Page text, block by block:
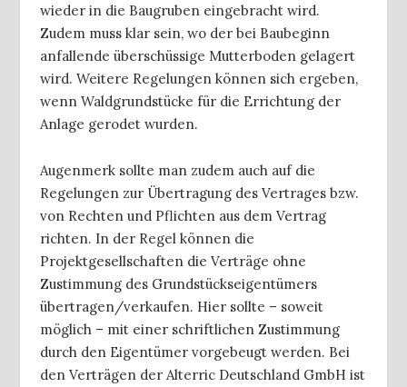
wieder in die Baugruben eingebracht wird.
Zudem muss klar sein, wo der bei Baubeginn
anfallende überschüssige Mutterboden gelagert
wird. Weitere Regelungen können sich ergeben,
wenn Waldgrundstücke für die Errichtung der
Anlage gerodet wurden.
Augenmerk sollte man zudem auch auf die
Regelungen zur Übertragung des Vertrages bzw.
von Rechten und Pflichten aus dem Vertrag
richten. In der Regel können die
Projektgesellschaften die Verträge ohne
Zustimmung des Grundstückseigentümers
übertragen/verkaufen. Hier sollte – soweit
möglich – mit einer schriftlichen Zustimmung
durch den Eigentümer vorgebeugt werden. Bei
den Verträgen der Alterric Deutschland GmbH ist